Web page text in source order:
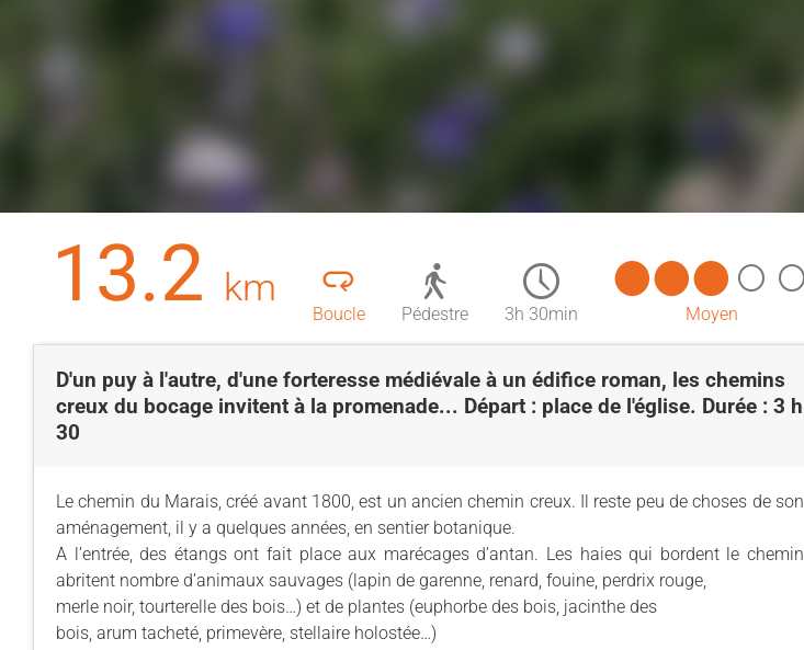
13.2 km
Boucle Pédestre 3h 30min Moyen
D'un puy à l'autre, d'une forteresse médiévale à un édifice roman, les chemins
creux du bocage invitent à la promenade... Départ : place de l'église. Durée : 3 h
30
Le chemin du Marais, créé avant 1800, est un ancien chemin creux. Il reste peu de choses de son
aménagement, il y a quelques années, en sentier botanique.
A l’entrée, des étangs ont fait place aux marécages d’antan. Les haies qui bordent le chemin
abritent nombre d’animaux sauvages (lapin de garenne, renard, fouine, perdrix rouge,
merle noir, tourterelle des bois…) et de plantes (euphorbe des bois, jacinthe des
bois, arum tacheté, primevère, stellaire holostée…)